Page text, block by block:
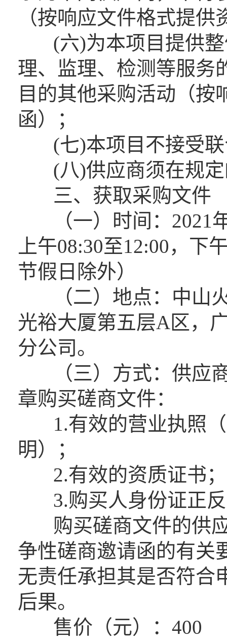
（按响应文件格式提
(六)为本项目提供整
理、监理、检测等服务
目的其他采购活动（按
函）；
(七)本项目不接受联
(八)供应商须在规定
三、获取采购文件
（一）时间：2021年
上午08:30至12:00，下
节假日除外）
（二）地点：中山火
光裕大厦第五层A区，
分公司。
（三）方式：供应商
章购买磋商文件：
1.有效的营业执照（
明）；
2.有效的资质证书；
3.购买人身份证正
购买磋商文件的供应
争性磋商邀请函的有关
无责任承担其是否符合
后果。
售价（元）：400